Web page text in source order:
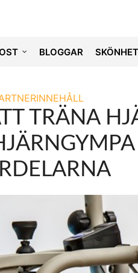
BLOGGAR SKÖNHET
TRÄNA